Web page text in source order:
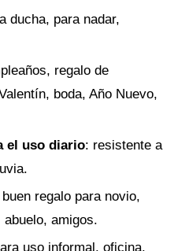
ducha, para nadar,
regalo de
boda, Año Nuevo,
el uso diario: resistente a
buen regalo para novio,
amigos.
uso informal, oficina,